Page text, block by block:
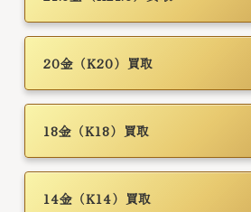
20金（K20）買取
18金（K18）買取
14金（K14）買取